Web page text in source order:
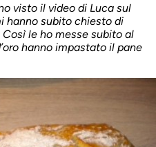
visto il video di Luca sul
hanno subito chiesto di
le ho messe subito al
hanno impastato il pane